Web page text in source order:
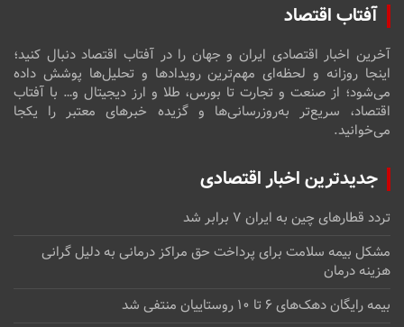
آفتاب اقتصاد
آخرین اخبار اقتصادی ایران و جهان را در آفتاب اقتصاد دنبال کنید؛
اینجا روزانه و لحظه‌ای مهم‌ترین رویدادها و تحلیل‌ها پوشش داده
می‌شود؛ از صنعت و تجارت تا بورس، طلا و ارز دیجیتال و… با آفتاب
اقتصاد، سریع‌تر به‌روزرسانی‌ها و گزیده خبرهای معتبر را یکجا
می‌خوانید.
جدیدترین اخبار اقتصادی
تردد قطارهای چین به ایران ۷ برابر شد
مشکل بیمه سلامت برای پرداخت حق مراکز درمانی به دلیل گرانی
هزینه درمان
بیمه رایگان دهک‌های ۶ تا ۱۰ روستاییان منتفی شد